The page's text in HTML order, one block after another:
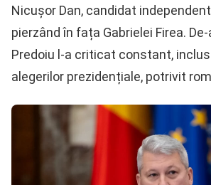
Nicușor Dan, candidat
pierzând în fața Gabrielei Firea.
Predoiu l-a criticat constant,
alegerilor prezidențiale, potrivit